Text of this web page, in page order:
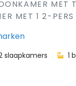
MET
MET 1 2-
slaapkamers 1